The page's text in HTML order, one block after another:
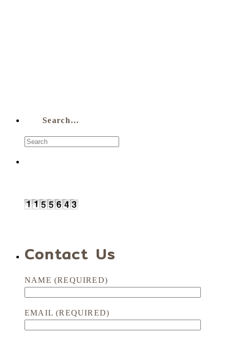
Search…
Contact Us
NAME (REQUIRED)
EMAIL (REQUIRED)